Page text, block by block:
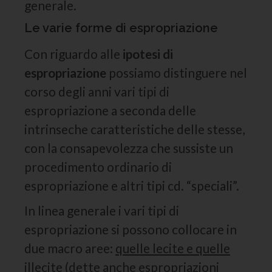
generale.
Le varie forme di espropriazione
Con riguardo alle ipotesi di
espropriazione possiamo distinguere nel
corso degli anni vari tipi di
espropriazione a seconda delle
intrinseche caratteristiche delle stesse,
con la consapevolezza che sussiste un
procedimento ordinario di
espropriazione e altri tipi cd. “speciali”.
In linea generale i vari tipi di
espropriazione si possono collocare in
due macro aree: quelle lecite e quelle
illecite (dette anche espropriazioni